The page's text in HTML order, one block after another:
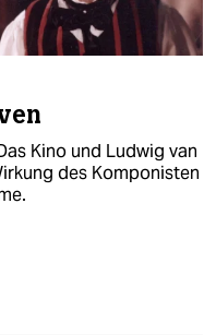
Kino und Ludwig van
des Komponisten